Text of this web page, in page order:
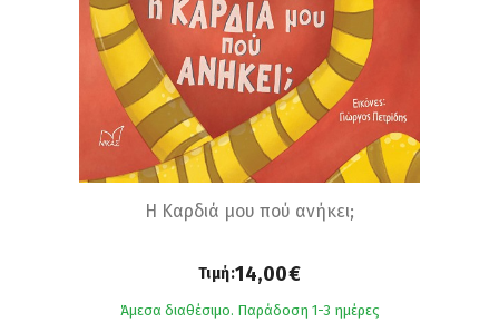
Η Καρδιά μου πού ανήκει;
Τιμή:14,00€
Άμεσα διαθέσιμο. Παράδοση 1-3 ημέρες